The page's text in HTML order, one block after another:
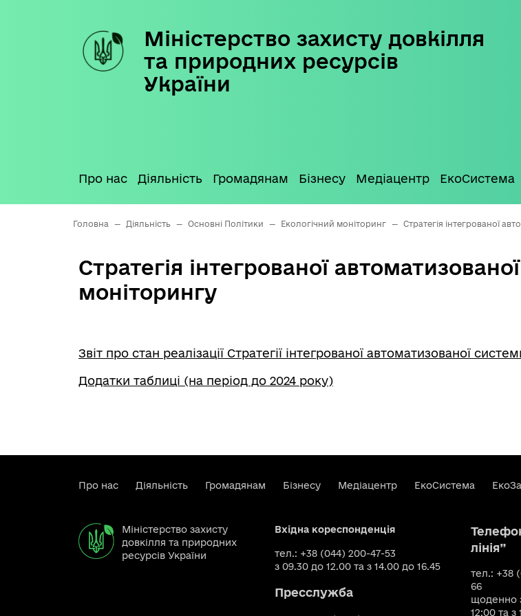
Міністерство захисту довкілля
та природних ресурсів
України
Про нас Діяльність Громадянам Бізнесу Медіацентр ЕкоСистема
Головна — Діяльність — Основні Політики — Екологічний моніторинг — Стратегія інтегрованої
Стратегія інтегрованої
моніторингу
Звіт про стан реалізації Стратегії інтегрованої автоматизованої
Додатки таблиці (на період до 2024 року)
Про нас Діяльність Громадянам Бізнесу Медіацентр ЕкоСистема
Міністерство захисту
довкілля та природних
ресурсів України
Вхідна кореспонденція
тел.: +38 (044) 200-47-53
з 09.30 до 12.00 та з 14.00 до 16.45
Пресслужба
лінія”
тел.: +38
66
щоденно
12:00 та з